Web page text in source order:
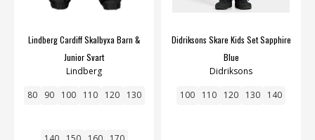
Lindberg Cardiff Skalbyxa Barn &
Junior Svart
Lindberg
80 90 100 110 120 130
Didriksons Skare Kids Set Sapphire
Blue
Didriksons
100 110 120 130 140